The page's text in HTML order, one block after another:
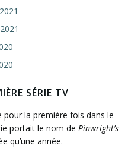
SÉRIE TV
pour la première fois dans le
portait le nom de Pinwright’s
qu’une année.